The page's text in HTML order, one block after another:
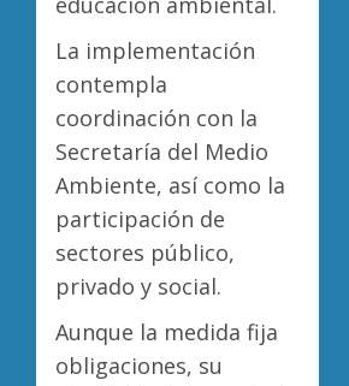
La implementación
contempla
coordinación con la
Secretaría del Medio
Ambiente, así como la
participación de
sectores público,
privado y social.
Aunque la medida fija
obligaciones, su